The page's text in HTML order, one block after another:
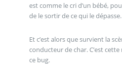
est comme le cri d’un bébé,
de le sortir de ce qui le dépasse.
Et c’est alors que survient la
conducteur de char. C’est cette
ce bug.